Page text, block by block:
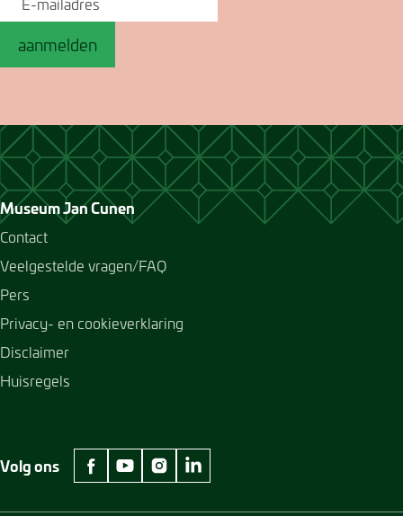
aanmelden
Museum Jan Cunen
Contact
Veelgestelde vragen/FAQ
Pers
Privacy- en cookieverklaring
Disclaimer
Huisregels
Volg ons
facebook Museum Jan Cunen
youtube Museum Jan Cunen
instagram Museum Jan Cunen
linkedin Museum Jan Cunen